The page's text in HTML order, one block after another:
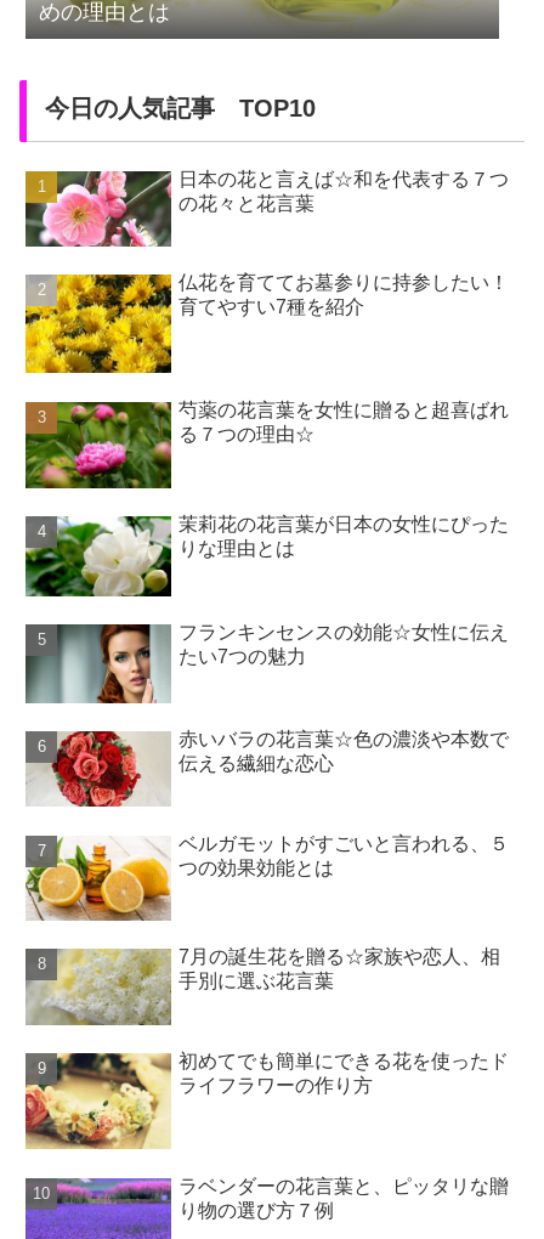
めの理由とは
今日の人気記事 TOP10
日本の花と言えば☆和を代表する７つ
の花々と花言葉
仏花を育ててお墓参りに持参したい！
育てやすい7種を紹介
芍薬の花言葉を女性に贈ると超喜ばれ
る７つの理由☆
茉莉花の花言葉が日本の女性にぴった
りな理由とは
フランキンセンスの効能☆女性に伝え
たい7つの魅力
赤いバラの花言葉☆色の濃淡や本数で
伝える繊細な恋心
ベルガモットがすごいと言われる、５
つの効果効能とは
7月の誕生花を贈る☆家族や恋人、相
手別に選ぶ花言葉
初めてでも簡単にできる花を使ったド
ライフラワーの作り方
ラベンダーの花言葉と、ピッタリな贈
り物の選び方７例